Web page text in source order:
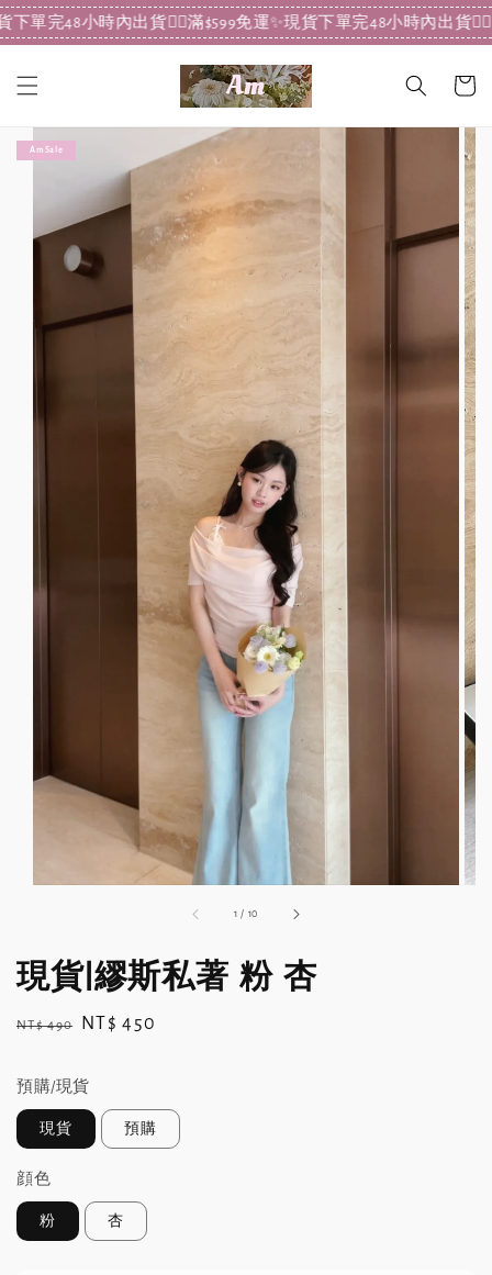
下單完48小時內出貨❤️‍🔥滿$599免運✨現貨下單完48小時內出貨❤️‍🔥
1 / 10
Am Sale
現貨|繆斯私著 粉 杏
Regular
NT$ 490
Sale
NT$ 450
預購/現貨
現貨 預購
顔色
粉 杏